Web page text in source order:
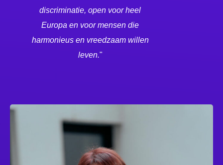
discriminatie, open voor heel
Europa en voor mensen die
harmonieus en vreedzaam willen
leven."